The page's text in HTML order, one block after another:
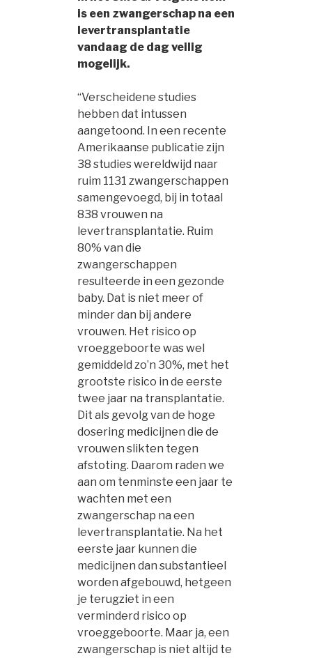
is een zwangerschap na een
levertransplantatie
vandaag de dag veilig
mogelijk.
“Verscheidene studies
hebben dat intussen
aangetoond. In een recente
Amerikaanse publicatie zijn
38 studies wereldwijd naar
ruim 1131 zwangerschappen
samengevoegd, bij in totaal
838 vrouwen na
levertransplantatie. Ruim
80% van die
zwangerschappen
resulteerde in een gezonde
baby. Dat is niet meer of
minder dan bij andere
vrouwen. Het risico op
vroeggeboorte was wel
gemiddeld zo’n 30%, met het
grootste risico in de eerste
twee jaar na transplantatie.
Dit als gevolg van de hoge
dosering medicijnen die de
vrouwen slikten tegen
afstoting. Daarom raden we
aan om tenminste een jaar te
wachten met een
zwangerschap na een
levertransplantatie. Na het
eerste jaar kunnen die
medicijnen dan substantieel
worden afgebouwd, hetgeen
je terugziet in een
verminderd risico op
vroeggeboorte. Maar ja, een
zwangerschap is niet altijd te